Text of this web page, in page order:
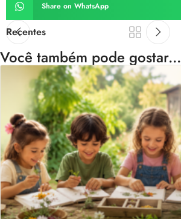
Share on WhatsApp
Recentes
Você também pode gostar...